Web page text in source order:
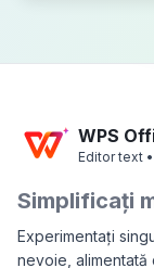
WPS
Editor text
Simplificați
Experimentați
nevoie,